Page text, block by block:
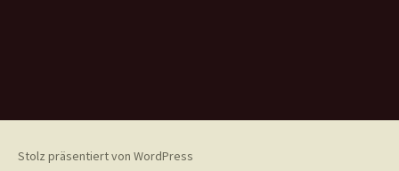
Stolz präsentiert von WordPress